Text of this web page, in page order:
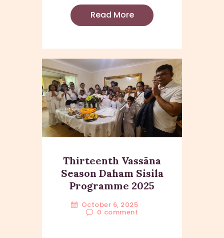
Read More
Thirteenth Vassāna
Season Daham Sisila
Programme 2025
October 6, 2025
0 comment